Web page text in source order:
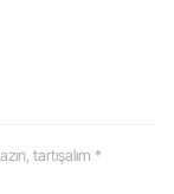
tartışalım *